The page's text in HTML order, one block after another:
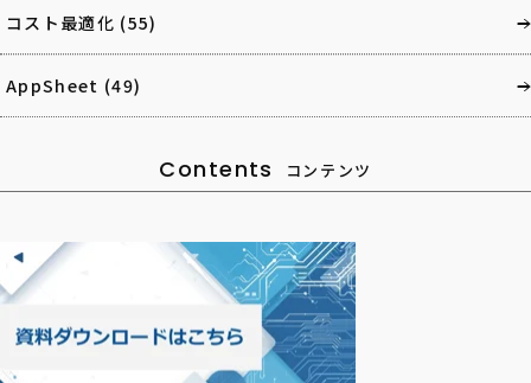
コスト最適化 (55)
AppSheet (49)
Contents コンテンツ